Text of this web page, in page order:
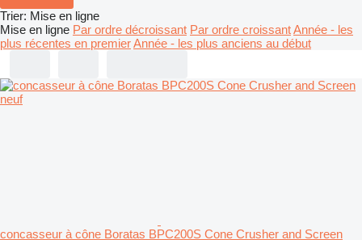
Trier: Mise en ligne
Mise en ligne Par ordre décroissant Par ordre croissantAnnée - les
plus récentes en premierAnnée - les plus anciens au début
concasseur à cône Boratas BPC200S Cone Crusher and Screen